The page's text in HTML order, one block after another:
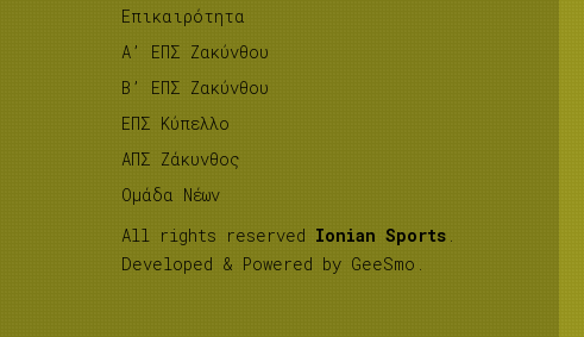
Επικαιρότητα
A’ ΕΠΣ Ζακύνθου
B’ ΕΠΣ Ζακύνθου
ΕΠΣ Κύπελλο
ΑΠΣ Ζάκυνθος
Ομάδα Νέων
All rights reserved Ionian Sports .
Developed & Powered by GeeSmo .